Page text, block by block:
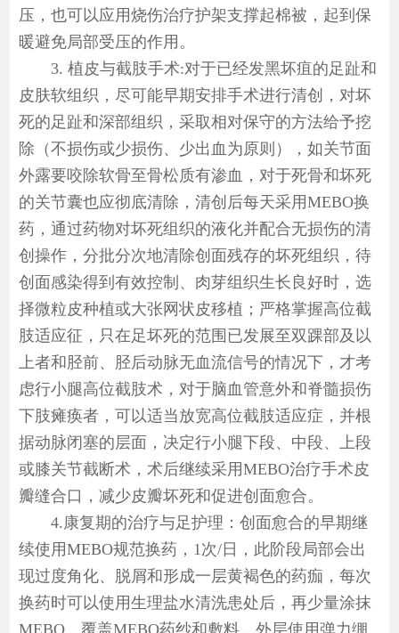
压，也可以应用烧伤治疗护架支撑起棉被，起到保
暖避免局部受压的作用。
3. 植皮与截肢手术:对于已经发黑坏疽的足趾和
皮肤软组织，尽可能早期安排手术进行清创，对坏
死的足趾和深部组织，采取相对保守的方法给予挖
除（不损伤或少损伤、少出血为原则），如关节面
外露要咬除软骨至骨松质有渗血，对于死骨和坏死
的关节囊也应彻底清除，清创后每天采用MEBO换
药，通过药物对坏死组织的液化并配合无损伤的清
创操作，分批分次地清除创面残存的坏死组织，待
创面感染得到有效控制、肉芽组织生长良好时，选
择微粒皮种植或大张网状皮移植；严格掌握高位截
肢适应征，只在足坏死的范围已发展至双踝部及以
上者和胫前、胫后动脉无血流信号的情况下，才考
虑行小腿高位截肢术，对于脑血管意外和脊髓损伤
下肢瘫痪者，可以适当放宽高位截肢适应症，并根
据动脉闭塞的层面，决定行小腿下段、中段、上段
或膝关节截断术，术后继续采用MEBO治疗手术皮
瓣缝合口，减少皮瓣坏死和促进创面愈合。
4.康复期的治疗与足护理：创面愈合的早期继
续使用MEBO规范换药，1次/日，此阶段局部会出
现过度角化、脱屑和形成一层黄褐色的药痂，每次
换药时可以使用生理盐水清洗患处后，再少量涂抹
MEBO、覆盖MEBO药纱和敷料，外层使用弹力绷